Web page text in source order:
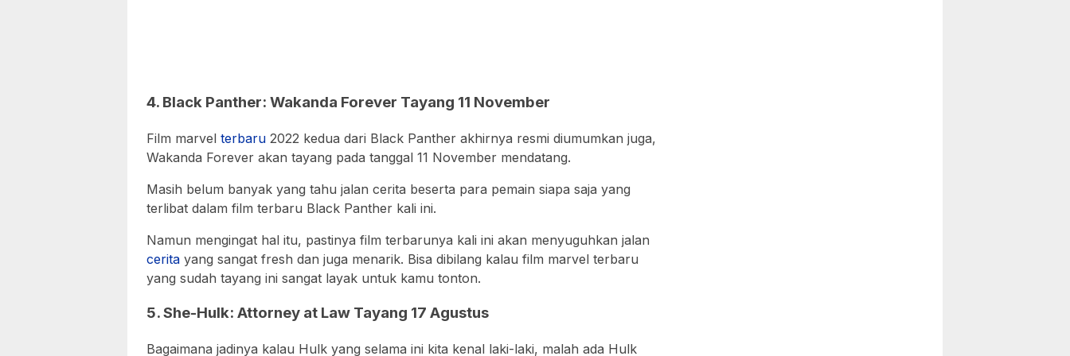
4. Black Panther: Wakanda Forever Tayang 11 November
Film marvel terbaru 2022 kedua dari Black Panther akhirnya resmi diumumkan juga,
Wakanda Forever akan tayang pada tanggal 11 November mendatang.
Masih belum banyak yang tahu jalan cerita beserta para pemain siapa saja yang
terlibat dalam film terbaru Black Panther kali ini.
Namun mengingat hal itu, pastinya film terbarunya kali ini akan menyuguhkan jalan
cerita yang sangat fresh dan juga menarik. Bisa dibilang kalau film marvel terbaru
yang sudah tayang ini sangat layak untuk kamu tonton.
5. She-Hulk: Attorney at Law Tayang 17 Agustus
Bagaimana jadinya kalau Hulk yang selama ini kita kenal laki-laki, malah ada Hulk